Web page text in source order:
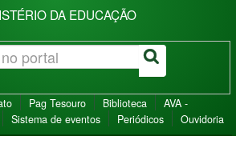
DA EDUCAÇÃO
Pag Tesouro Biblioteca
AVA -
Sistema de eventos Periódicos Ouvidoria